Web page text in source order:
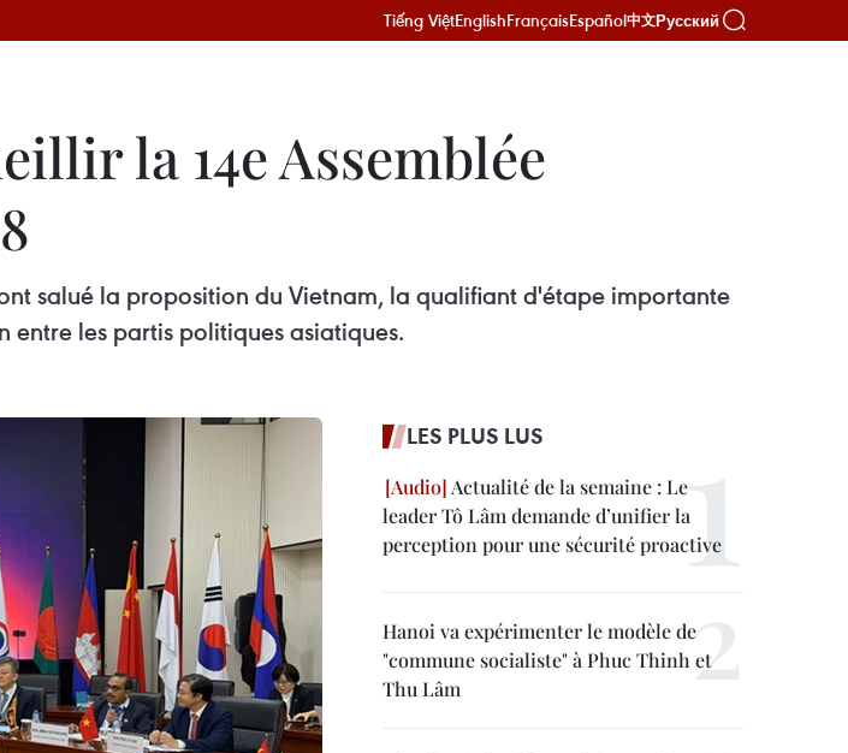
Tiếng ViệtEnglishFrançaisEspañol中文Русский
la 14e Assemblée
salué la proposition du Vietnam, la qualifiant d'étape importante
les partis politiques asiatiques.
LES PLUS LUS
Actualité de la semaine : Le
leader Tô Lâm demande d’unifier la
perception pour une sécurité proactive
Hanoi va expérimenter le modèle de
"commune socialiste" à Phuc Thinh et
Thu Lâm